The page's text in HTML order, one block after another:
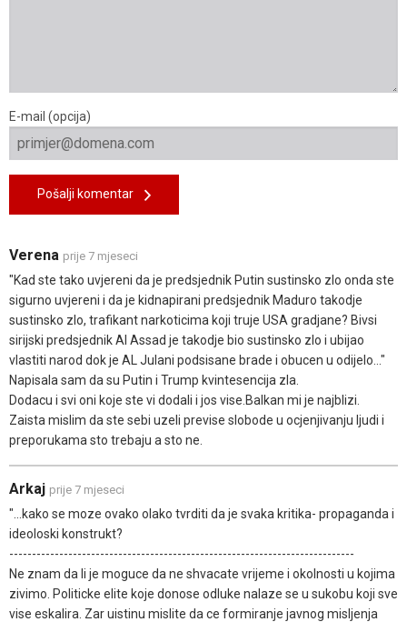
E-mail (opcija)
Pošalji komentar
Verena prije 7 mjeseci
"Kad ste tako uvjereni da je predsjednik Putin sustinsko zlo onda ste
sigurno uvjereni i da je kidnapirani predsjednik Maduro takodje
sustinsko zlo, trafikant narkoticima koji truje USA gradjane? Bivsi
sirijski predsjednik Al Assad je takodje bio sustinsko zlo i ubijao
vlastiti narod dok je AL Julani podsisane brade i obucen u odijelo..."
Napisala sam da su Putin i Trump kvintesencija zla.
Dodacu i svi oni koje ste vi dodali i jos vise.Balkan mi je najblizi.
Zaista mislim da ste sebi uzeli previse slobode u ocjenjivanju ljudi i
preporukama sto trebaju a sto ne.
Arkaj prije 7 mjeseci
"...kako se moze ovako olako tvrditi da je svaka kritika- propaganda i
ideoloski konstrukt?
----------------------------------------------------------------------------
Ne znam da li je moguce da ne shvacate vrijeme i okolnosti u kojima
zivimo. Politicke elite koje donose odluke nalaze se u sukobu koji sve
vise eskalira. Zar uistinu mislite da ce formiranje javnog misljenja